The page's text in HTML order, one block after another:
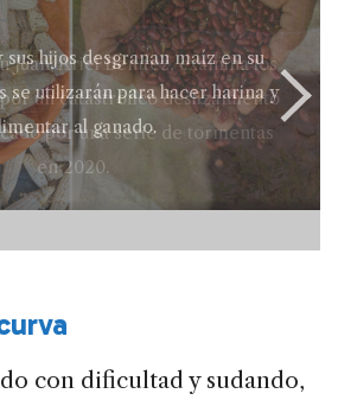
hijos desgranan maíz en su
se utilizarán para hacer harina y
al ganado.
Juan, Ariel Benítez, examina los
por un catastrófico deslizamiento
por una serie de tormentas
en 2020.
con dificultad y sudando,